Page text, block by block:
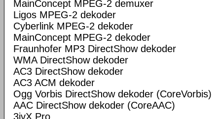
MainConcept MPEG-2 demuxer
Ligos MPEG-2 dekoder
Cyberlink MPEG-2 dekoder
MainConcept MPEG-2 dekoder
Fraunhofer MP3 DirectShow dekoder
WMA DirectShow dekoder
AC3 DirectShow dekoder
AC3 ACM dekoder
Ogg Vorbis DirectShow dekoder (CoreVorbis)
AAC DirectShow dekoder (CoreAAC)
3ivX Pro